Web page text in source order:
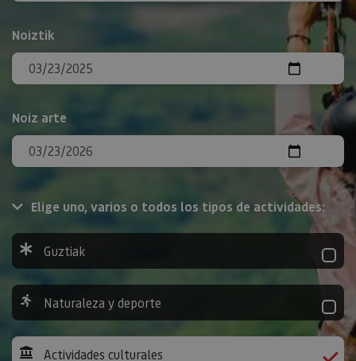
Noiztik
Noiz arte
Elige uno, varios o todos los tipos de actividades:
Guztiak
Naturaleza y deporte
Actividades culturales